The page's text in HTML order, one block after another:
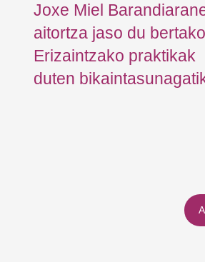
Joxe Miel
aitortza jaso du bertako
Erizaintzako praktikak
duten